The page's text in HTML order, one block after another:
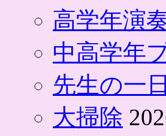
高学年演
中高学年
先生の一日
大掃除